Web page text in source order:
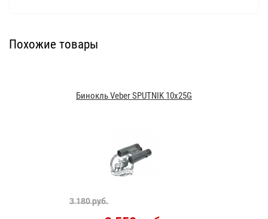
Похожие товары
Бинокль Veber SPUTNIK 10x25G
3 180 руб.